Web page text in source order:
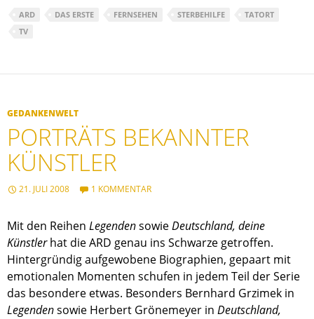
ARD DAS ERSTE FERNSEHEN STERBEHILFE
TATORT
TV
GEDANKENWELT
PORTRÄTS BEKANNTER
KÜNSTLER
21. JULI 2008 1 KOMMENTAR
Mit den Reihen LegendensowieDeutschland, deine
Künstlerhat die ARD genau ins Schwarze getroffen.
Hintergründig aufgewobene Biographien, gepaart mit
emotionalen Momenten schufen in jedem Teil der Serie
das besondere etwas. Besonders Bernhard Grzimek in
Legendensowie Herbert Grönemeyer in Deutschland,